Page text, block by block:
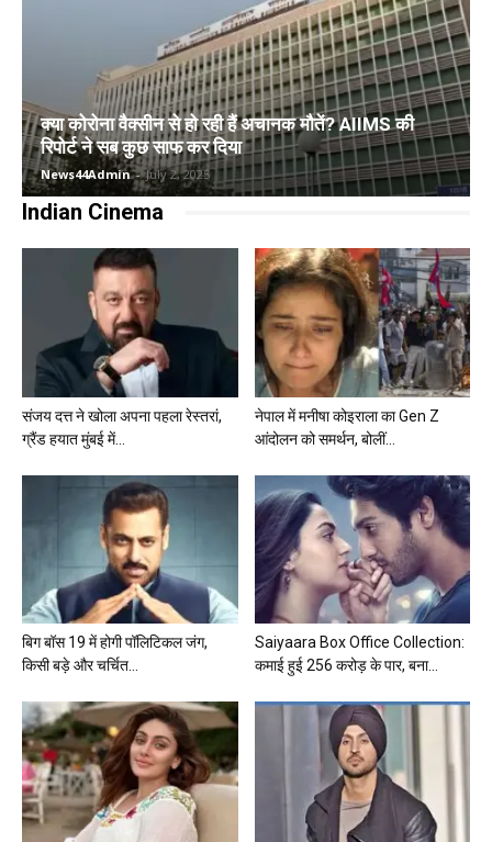
क्या कोरोना वैक्सीन से हो रही हैं अचानक मौतें? AIIMS की
रिपोर्ट ने सब कुछ साफ कर दिया
News44Admin - July 2, 2025
Indian Cinema
संजय दत्त ने खोला अपना पहला रेस्तरां,
ग्रैंड हयात मुंबई में...
नेपाल में मनीषा कोइराला का Gen Z
आंदोलन को समर्थन, बोलीं...
बिग बॉस 19 में होगी पॉलिटिकल जंग,
किसी बड़े और चर्चित...
Saiyaara Box Office Collection:
कमाई हुई 256 करोड़ के पार, बना...